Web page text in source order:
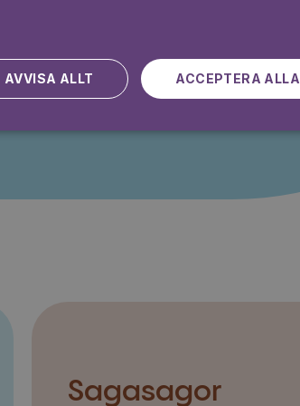
Sagasagor
ACCEPTERA ALLA
AVVISA ALLT